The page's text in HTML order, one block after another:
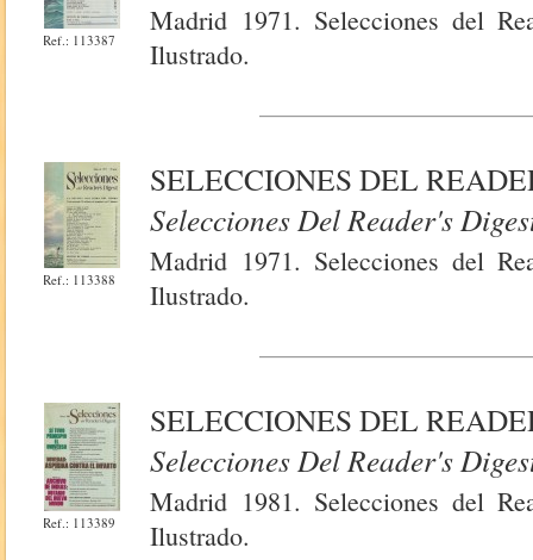
Ref.: 113387
Madrid 1971. Selecciones del
Ilustrado.
Ref.: 113388
SELECCIONES DEL
Selecciones Del Reader's
Madrid 1971. Selecciones del
Ilustrado.
Ref.: 113389
SELECCIONES DEL
Selecciones Del Reader's
Madrid 1981. Selecciones del
Ilustrado.